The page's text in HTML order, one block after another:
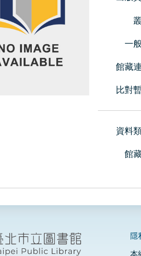
一
館藏
比對
資料
館
隱
本